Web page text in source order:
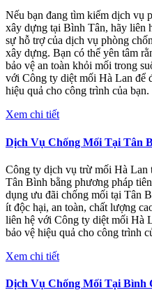
Nếu bạn đang tìm kiếm dịch vụ
xây dựng tại Bình Tân, hãy liên
sự hỗ trợ của dịch vụ phòng
xây dựng. Bạn có thể yên tâm
bảo vệ an toàn khỏi mối trong
với Công ty diệt mối Hà Lan để
hiệu quả cho công trình của bạn.
Xem chi tiết
Dịch Vụ Chống Mối Tại Tân
Công ty dịch vụ trừ mối Hà
Tân Bình bằng phương pháp
dụng ưu đãi chống mối tại Tân
ít độc hại, an toàn, chất lượng
liên hệ với Công ty diệt mối Hà
bảo vệ hiệu quả cho công trình
Xem chi tiết
Dịch Vụ Chống Mối Tại Bình